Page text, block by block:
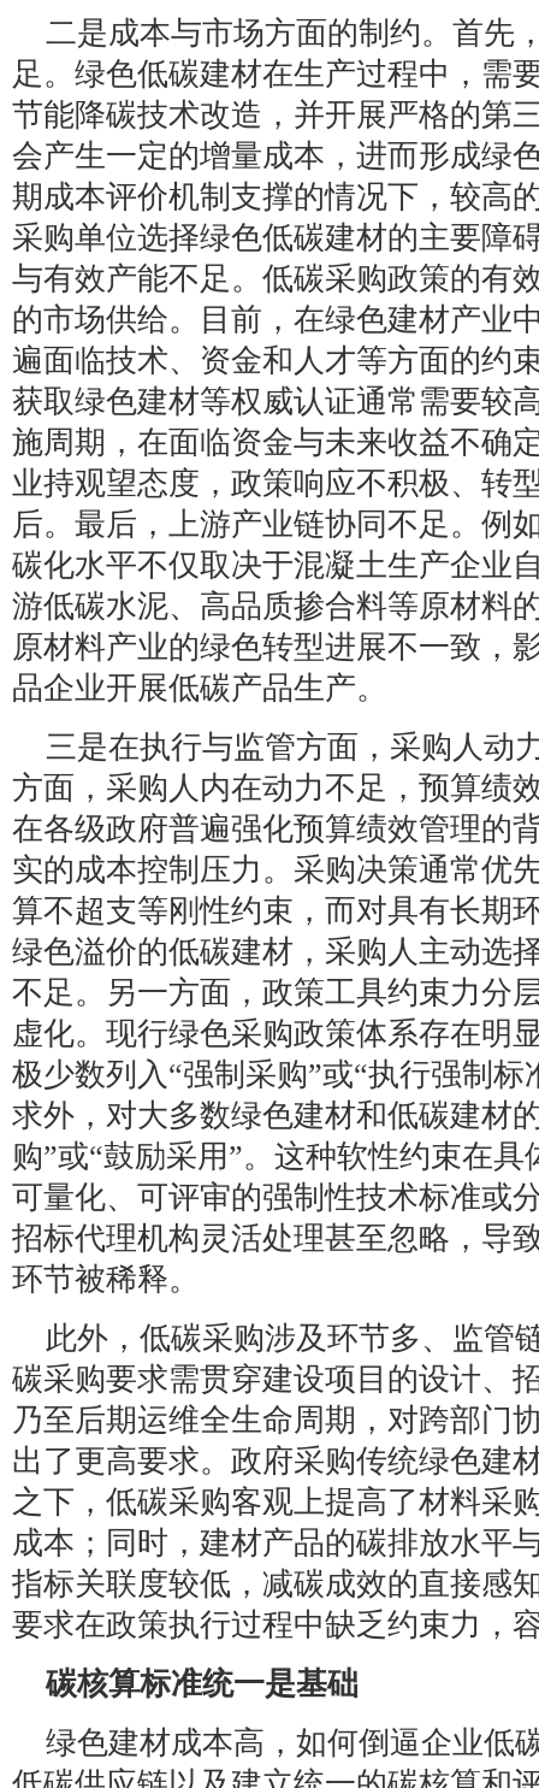
二是成本与市场方面的制约。首先
足。绿色低碳建材在生产过程中，需
节能降碳技术改造，并开展严格的第
会产生一定的增量成本，进而形成绿
期成本评价机制支撑的情况下，较高
采购单位选择绿色低碳建材的主要障
与有效产能不足。低碳采购政策的有
的市场供给。目前，在绿色建材产业
遍面临技术、资金和人才等方面的约
获取绿色建材等权威认证通常需要较
施周期，在面临资金与未来收益不确
业持观望态度，政策响应不积极、转
后。最后，上游产业链协同不足。例
碳化水平不仅取决于混凝土生产企业
游低碳水泥、高品质掺合料等原材料
原材料产业的绿色转型进展不一致，
品企业开展低碳产品生产。
三是在执行与监管方面，采购人动
方面，采购人内在动力不足，预算绩
在各级政府普遍强化预算绩效管理的
实的成本控制压力。采购决策通常优
算不超支等刚性约束，而对具有长期
绿色溢价的低碳建材，采购人主动选
不足。另一方面，政策工具约束力分
虚化。现行绿色采购政策体系存在明
极少数列入“强制采购”或“执行强制
求外，对大多数绿色建材和低碳建材
购”或“鼓励采用”。这种软性约束在
可量化、可评审的强制性技术标准或
招标代理机构灵活处理甚至忽略，导
环节被稀释。
此外，低碳采购涉及环节多、监管
碳采购要求需贯穿建设项目的设计、
乃至后期运维全生命周期，对跨部门
出了更高要求。政府采购传统绿色建
之下，低碳采购客观上提高了材料采
成本；同时，建材产品的碳排放水平
指标关联度较低，减碳成效的直接感
要求在政策执行过程中缺乏约束力，
碳核算标准统一是基础
绿色建材成本高，如何倒逼企业低